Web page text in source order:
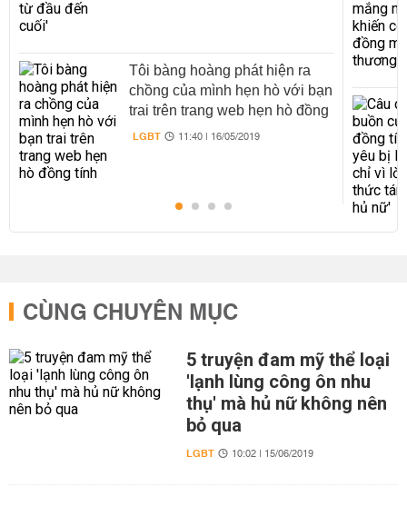
Tôi bàng hoàng phát hiện ra
chồng của mình hẹn hò với bạn
trai trên trang web hẹn hò đồng
tính
LGBT 11:40 | 16/05/2019
CÙNG CHUYÊN MỤC
5 truyện đam mỹ thể loại
'lạnh lùng công ôn nhu
thụ' mà hủ nữ không nên
bỏ qua
LGBT 10:02 | 15/06/2019